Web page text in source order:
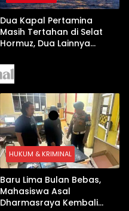
Dua Kapal Pertamina
Masih Tertahan di Selat
Hormuz, Dua Lainnya
HUKUM & KRIMINAL
Baru Lima Bulan Bebas,
Mahasiswa Asal
Dharmasraya Kembali